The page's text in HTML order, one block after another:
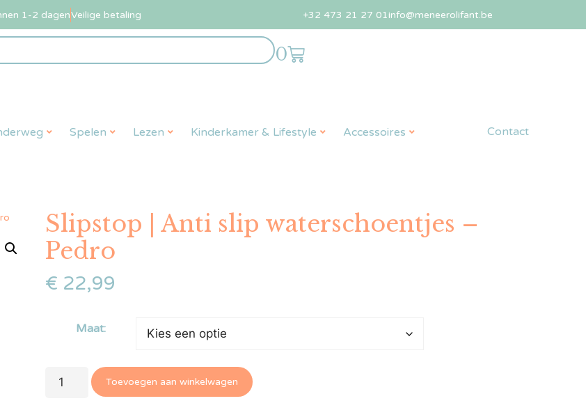
1-2 dagenVeilige betaling +32 473 21 27 01info@meneerolifant.be
0
Spelen Lezen Kinderkamer & Lifestyle Accessoires Contact
Slipstop | Anti slip waterschoentjes –
Pedro
€ 22,99
Maat:
Toevoegen aan winkelwagen